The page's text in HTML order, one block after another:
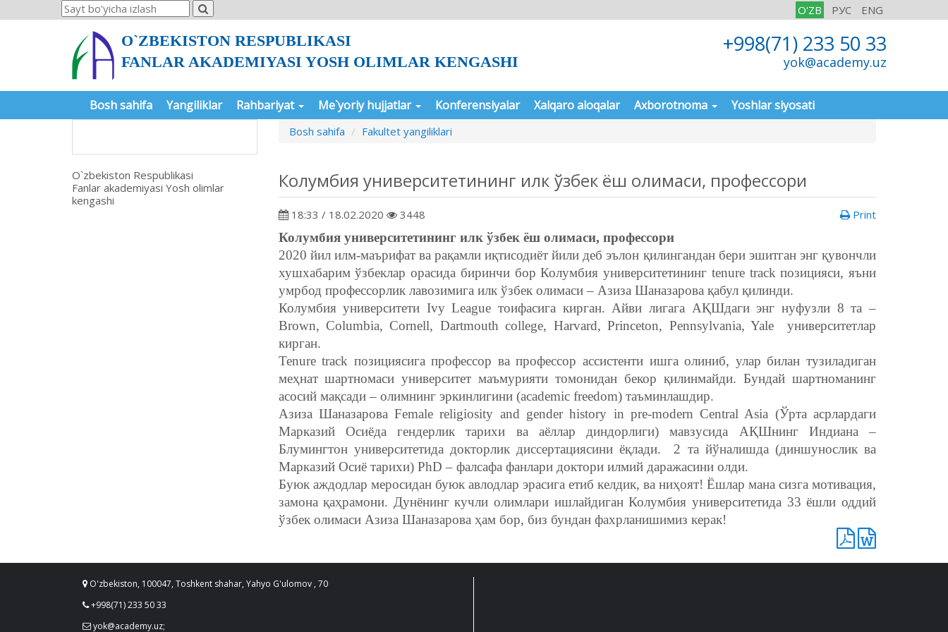
O'ZB РУС ENG
O`ZBEKISTON RESPUBLIKASI
FANLAR AKADEMIYASI YOSH OLIMLAR KENGASHI
+998(71) 233 50 33
yok@academy.uz
Bosh sahifa Yangiliklar Rahbariyat Me`yoriy hujjatlar Konferensiyalar Xalqaro aloqalar Axborotnoma Yoshlar siyosati
O`zbekiston Respublikasi
Fanlar akademiyasi Yosh olimlar
kengashi
Bosh sahifa Fakultet yangiliklari
Колумбия университетининг илк ўзбек ёш олимаси, профессори
18:33 / 18.02.2020 3448 Print
Колумбия университетининг илк ўзбек ёш олимаси, профессори
2020 йил илм-маърифат ва рақамли иқтисодиёт йили деб эълон қилингандан бери эшитган энг қувончли
хушхабарим ўзбеклар орасида биринчи бор Колумбия университетининг tenure track позицияси, яъни
умрбод профессорлик лавозимига илк ўзбек олимаси – Азиза Шаназарова қабул қилинди.
Колумбия университети Ivy League тоифасига кирган. Айви лигага АҚШдаги энг нуфузли 8 та –
Brown, Columbia, Cornell, Dartmouth college, Harvard, Princeton, Pennsylvania, Yale университетлар
кирган.
Tenure track позициясига профессор ва профессор ассистенти ишга олиниб, улар билан тузиладиган
меҳнат шартномаси университет маъмурияти томонидан бекор қилинмайди. Бундай шартноманинг
асосий мақсади – олимнинг эркинлигини (аcademic freedom) таъминлашдир.
Азиза Шаназарова Female religiosity and gender history in pre-modern Central Asia (Ўрта асрлардаги
Марказий Осиёда гендерлик тарихи ва аёллар диндорлиги) мавзусида АҚШнинг Индиана –
Блумингтон университетида докторлик диссертациясини ёқлади. 2 та йўналишда (диншунослик ва
Марказий Осиё тарихи) PhD – фалсафа фанлари доктори илмий даражасини олди.
Буюк аждодлар меросидан буюк авлодлар эрасига етиб келдик, ва ниҳоят! Ёшлар мана сизга мотивация,
замона қаҳрамони. Дунёнинг кучли олимлари ишлайдиган Колумбия университетида 33 ёшли оддий
ўзбек олимаси Азиза Шаназарова ҳам бор, биз бундан фахрланишимиз керак!
O'zbekiston, 100047, Toshkent shahar, Yahyo G'ulomov , 70
+998(71) 233 50 33
yok@academy.uz;